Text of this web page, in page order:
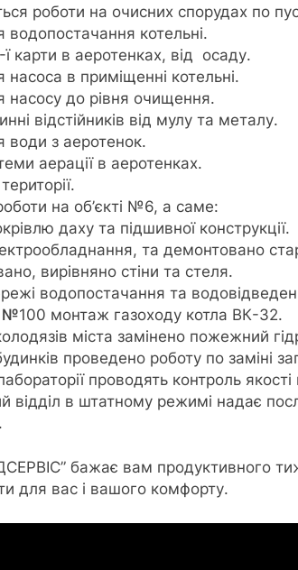
роботи на очисних спорудах по
водопостачання котельні.
карти в аеротенках, від осаду.
насоса в приміщенні котельні.
насосу до рівня очищення.
відстійників від мулу та металу.
води з аеротенок.
аерації в аеротенках.
на об’єкті №6, а саме:
даху та підшивної конструкції.
та демонтовано
вирівняно стіни та стеля.
водопостачання та
№100 монтаж газоходу котла ВК-32.
міста замінено пожежний
проведено роботу по заміні
проводять контроль якості
відділ в штатному режимі надає
бажає вам продуктивного
для вас і вашого комфорту.